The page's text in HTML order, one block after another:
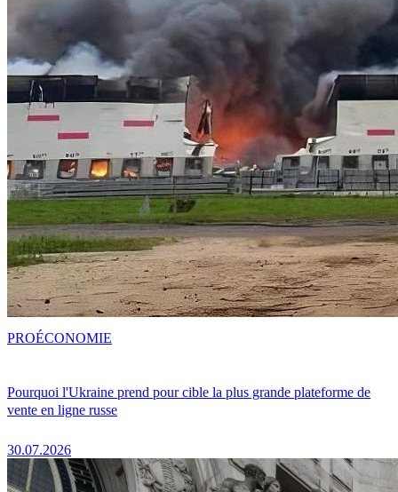
Pourquoi l'Ukraine prend pour cible la plus grande plateforme de
vente en ligne russe
30.07.2026
PROÉCONOMIE